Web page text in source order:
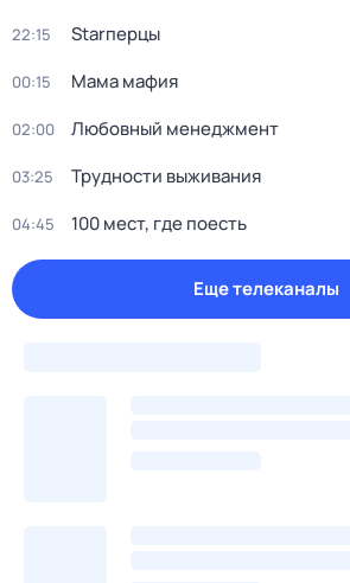
22:15 Starперцы
00:15 Мама мафия
02:00 Любовный менеджмент
03:25 Трудности выживания
04:45 100 мест, где поесть
Еще телеканалы